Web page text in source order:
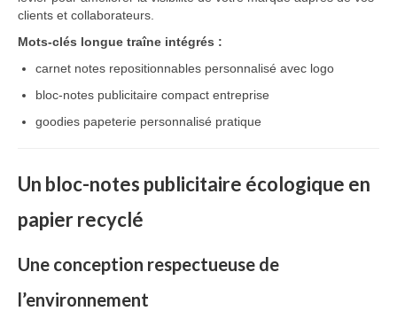
clients et collaborateurs.
Mots-clés longue traîne intégrés :
carnet notes repositionnables personnalisé avec logo
bloc-notes publicitaire compact entreprise
goodies papeterie personnalisé pratique
Un bloc-notes publicitaire écologique en
papierrecyclé
Une conception respectueuse de
l’environnement